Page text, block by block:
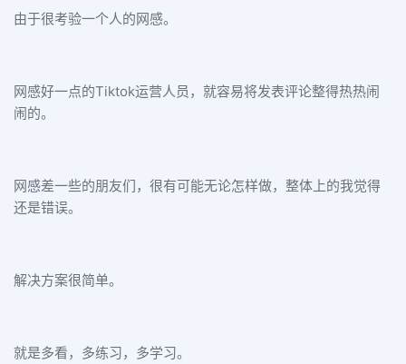
由于很考验一个人的网感。
网感好一点的Tiktok运营人员，就容易将发表评论整得热热闹
闹的。
网感差一些的朋友们，很有可能无论怎样做，整体上的我觉得
还是错误。
解决方案很简单。
就是多看，多练习，多学习。